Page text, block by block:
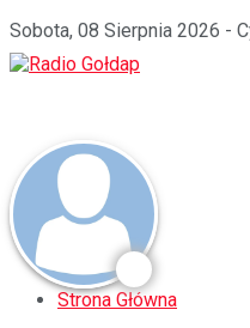
Sobota, 08 Sierpnia 2026 -
Strona Główna